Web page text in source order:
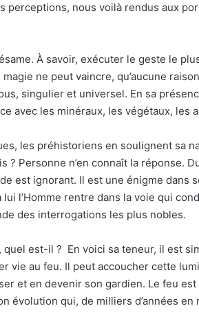
perceptions, nous voilà rendus aux
À savoir, exécuter le geste le
magie ne peut vaincre, qu’aucune
singulier et universel. En sa
avec les minéraux, les végétaux, les
les préhistoriens en soulignent sa
? Personne n’en connaît la réponse.
est ignorant. Il est une énigme dans
l’Homme rentre dans la voie qui
des interrogations les plus nobles.
est-il ? En voici sa teneur, il est
vie au feu. Il peut accoucher cette
et en devenir son gardien. Le feu
évolution qui, de milliers d’années